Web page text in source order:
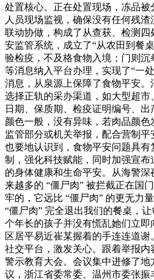
处置核心。正在处置现场，冻品
人员现场监视，确保没有任何残
联动协做，构成了从查获、检测
安监管系统，成立了“从农田到餐
验检疫，不及格食物入境；门则
等消息纳入平台办理，实现了“一
消息，从泉源上保障了食物平安
选择正轨的采办渠道，如大型超
日期、保质期、检疫证明编号、
颜色一般，没有异味，若肉品颜
监管部分或机关举报，配合营制
也要地认识到，食物平安问题具
制，强化科技赋能，同时加强宣
的身体健康和生命平安。从海警
来越多的 “僵尸肉” 被拦截正在国
牢的，它远比 “僵尸肉” 的更无力
“僵尸肉” 完全退出我们的餐桌，
个年长的孩子并没有慌乱她们立
区居平易近崔某握着的手连连道
社交平台，激发关心。跟着举报
警示教育大会。会议集中进修了
议，浙江省委常委、温州市委张